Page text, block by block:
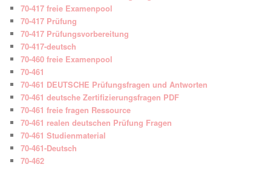
70-417 freie Examenpool
70-417 Prüfung
70-417 Prüfungsvorbereitung
70-417-deutsch
70-460 freie Examenpool
70-461
70-461 DEUTSCHE Prüfungsfragen und Antworten
70-461 deutsche Zertifizierungsfragen PDF
70-461 freie fragen Ressource
70-461 realen deutschen Prüfung Fragen
70-461 Studienmaterial
70-461-Deutsch
70-462